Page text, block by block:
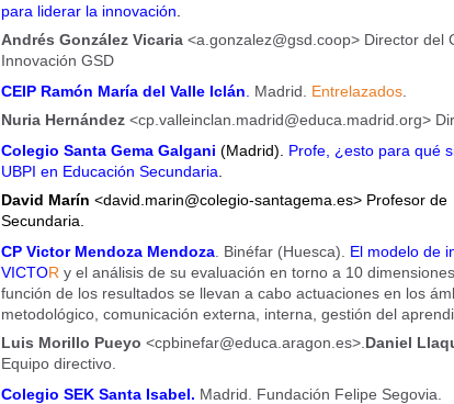
para liderar la innovación
Andrés González Vicaria <a.gonzalez@gsd.coop> Director del
Innovación GSD
CEIP Ramón María del Valle Iclán
Madrid. Entrelazados
Nuria Hernández <cp.valleinclan.madrid@educa.madrid.org>
Colegio Santa Gema Galgani (Madrid). Profe, ¿esto para qué
UBPI en Educación Secundaria
David Marín <david.marin@colegio-santagema.es> Profesor de
Secundaria.
CP Victor Mendoza Mendoza . Binéfar (Huesca). El modelo de
VICTOR y el análisis de su evaluación en torno a 10
función de los resultados se llevan a cabo actuaciones en los
metodológico, comunicación externa, interna, gestión del
Luis Morillo Pueyo <cpbinefar@educa.aragon.es>. Daniel
Equipo directivo.
Colegio SEK Santa Isabel. Madrid. Fundación Felipe Segovia.